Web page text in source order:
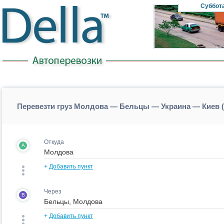
Перевезти груз Молдова — Бельцы — Украина —
A Откуда
+ Добавить пункт
B Через
+ Добавить пункт